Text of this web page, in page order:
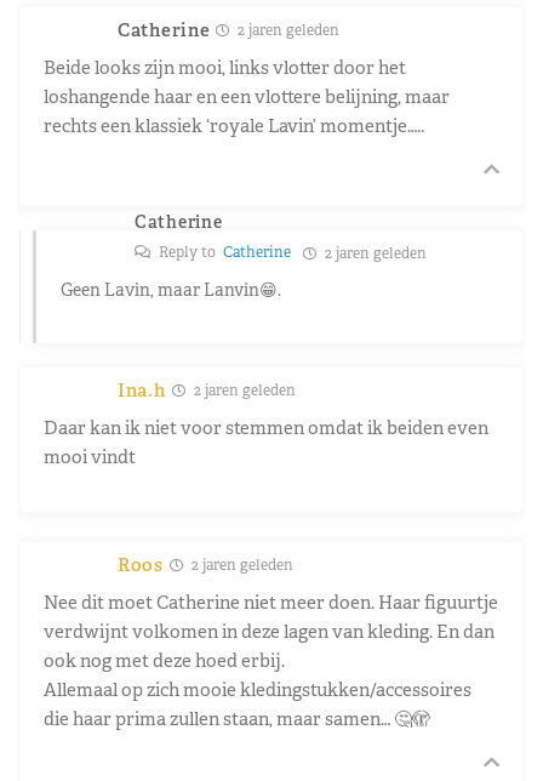
Catherine 2 jaren geleden
Beide looks zijn mooi, links vlotter door het
loshangende haar en een vlottere belijning, maar
rechts een klassiek ‘royale Lavin’ momentje…..
Catherine
Reply to Catherine 2 jaren geleden
Geen Lavin, maar Lanvin😁.
Ina.h 2 jaren geleden
Daar kan ik niet voor stemmen omdat ik beiden even
mooi vindt
Roos 2 jaren geleden
Nee dit moet Catherine niet meer doen. Haar figuurtje
verdwijnt volkomen in deze lagen van kleding. En dan
ook nog met deze hoed erbij.
Allemaal op zich mooie kledingstukken/accessoires
die haar prima zullen staan, maar samen… 🤔🫣